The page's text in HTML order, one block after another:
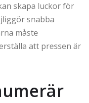
skapa luckor för
snabba
måste
att pressen är